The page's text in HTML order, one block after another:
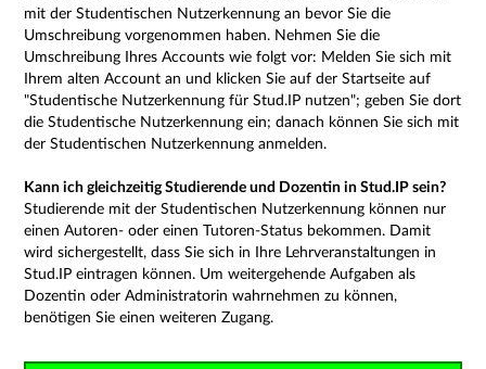
mit der Studentischen Nutzerkennung an bevor Sie die
Umschreibung vorgenommen haben. Nehmen Sie die
Umschreibung Ihres Accounts wie folgt vor: Melden Sie sich mit
Ihrem alten Account an und klicken Sie auf der Startseite auf
"Studentische Nutzerkennung für Stud.IP nutzen"; geben Sie dort
die Studentische Nutzerkennung ein; danach können Sie sich mit
der Studentischen Nutzerkennung anmelden.
Kann ich gleichzeitig Studierende und Dozentin in Stud.IP sein?
Studierende mit der Studentischen Nutzerkennung können nur
einen Autoren- oder einen Tutoren-Status bekommen. Damit
wird sichergestellt, dass Sie sich in Ihre Lehrveranstaltungen in
Stud.IP eintragen können. Um weitergehende Aufgaben als
Dozentin oder Administratorin wahrnehmen zu können,
benötigen Sie einen weiteren Zugang.